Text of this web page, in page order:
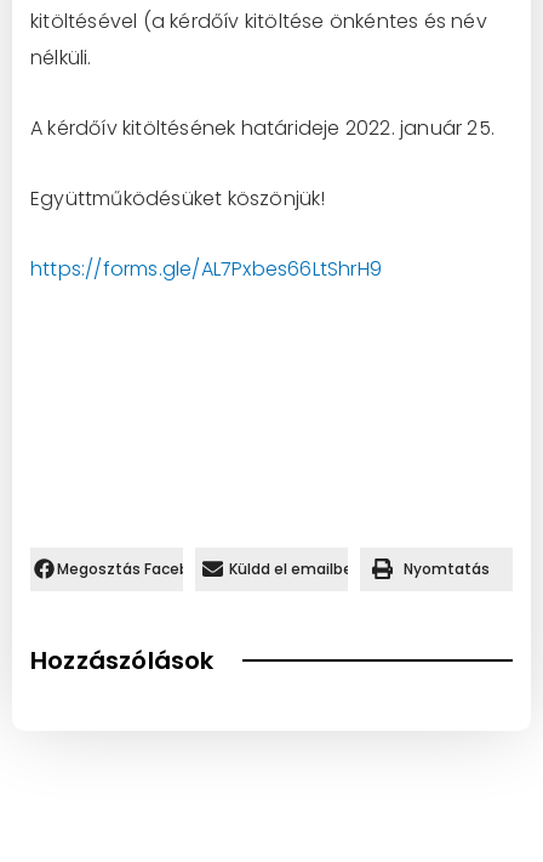
kitöltésével (a kérdőív kitöltése önkéntes és név
nélküli.
A kérdőív kitöltésének határideje 2022. január 25.
Együttműködésüket köszönjük!
https://forms.gle/AL7Pxbes66LtShrH9
Megosztás Facebookon.Küldd el emailben Nyomtatás
Hozzászólások